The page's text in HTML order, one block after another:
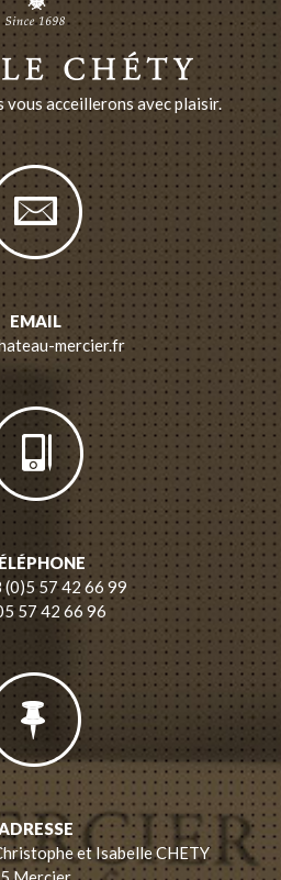
vous acceillerons avec plaisir.
EMAIL
mercier.fr
(0)5 57 42 66 99
57 42 66 96
et Isabelle CHETY